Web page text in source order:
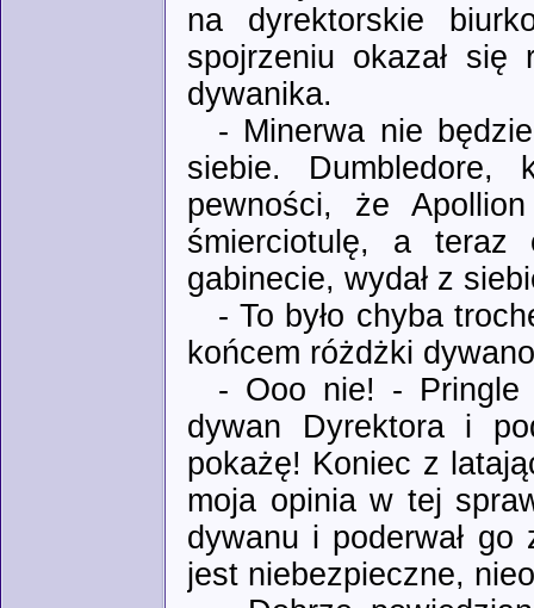
na dyrektorskie
spojrzeniu okazał się
dywanika.
- Minerwa nie
siebie. Dumbledore,
pewności, że
śmierciotulę, a
gabinecie, wydał z
- To było chyba
końcem różdżki
- Ooo nie! - Pringle
dywan Dyrektora i
pokażę! Koniec z
moja opinia w tej
dywanu i poderwał
jest niebezpieczne,